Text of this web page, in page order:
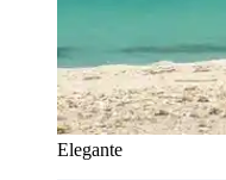
Elegante